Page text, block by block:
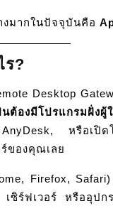
มากในปัจจุบันคือ
ร?
Desktop
นต้องมีโปรแกรมฝั่งผู้
AnyDesk, หรือเปิ
ของคุณเลย
Firefox,
ซิร์ฟเวอร์ หรืออุปก